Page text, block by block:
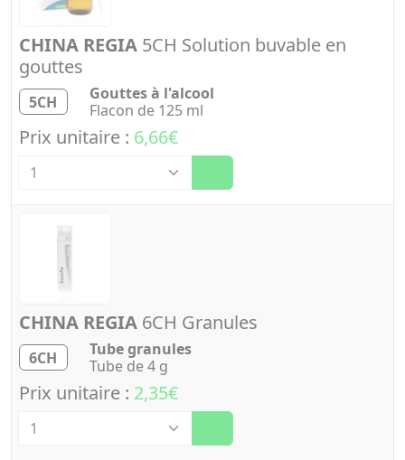
CHINA REGIA 5CH Solution buvable en
gouttes
5CH
Gouttes à l'alcool
Flacon de 125 ml
Prix unitaire : 6,66€
CHINA REGIA 6CH Granules
6CH
Tube granules
Tube de 4 g
Prix unitaire : 2,35€